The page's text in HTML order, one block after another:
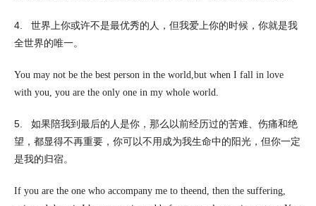
4. 世界上你或许不是最优秀的人，但我爱上你的时候，你就是我
全世界的唯一。
You may not be the best person in the world,but when I fall in love
with you, you are the only one in my whole world.
5. 如果陪我到最后的人是你，那么以前经历过的苦难、伤痛和绝
望，都显得不再重要，你可以不用成为我生命中的阳光，但你一定
是我的归宿。
If you are the one who accompany me to theend, then the suffering,